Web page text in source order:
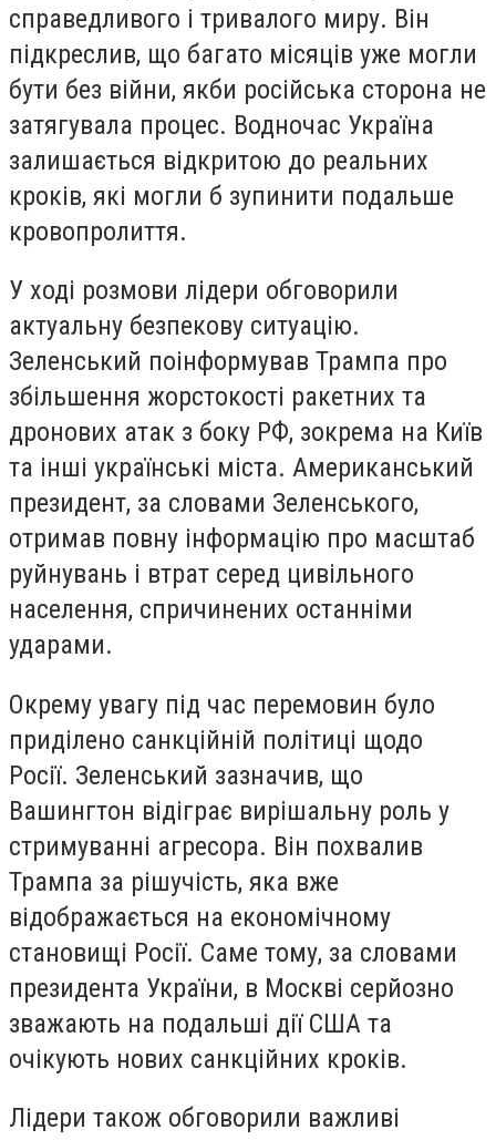
справедливого і тривалого миру. Він
підкреслив, що багато місяців уже могли
бути без війни, якби російська сторона не
затягувала процес. Водночас Україна
залишається відкритою до реальних
кроків, які могли б зупинити подальше
кровопролиття.
У ході розмови лідери обговорили
актуальну безпекову ситуацію.
Зеленський поінформував Трампа про
збільшення жорстокості ракетних та
дронових атак з боку РФ, зокрема на Київ
та інші українські міста. Американський
президент, за словами Зеленського,
отримав повну інформацію про масштаб
руйнувань і втрат серед цивільного
населення, спричинених останніми
ударами.
Окрему увагу під час перемовин було
приділено санкційній політиці щодо
Росії. Зеленський зазначив, що
Вашингтон відіграє вирішальну роль у
стримуванні агресора. Він похвалив
Трампа за рішучість, яка вже
відображається на економічному
становищі Росії. Саме тому, за словами
президента України, в Москві серйозно
зважають на подальші дії США та
очікують нових санкційних кроків.
Лідери також обговорили важливі